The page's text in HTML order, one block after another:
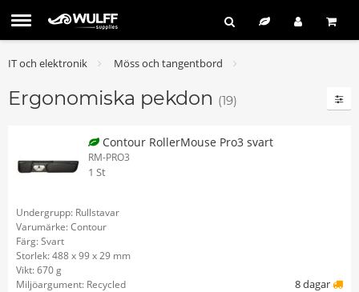
IT och elektronik Möss och tangentbord
Ergonomiska pekdon (19)
Contour RollerMouse Pro3 svart
RM-PRO3
1 St
Undergrupp: Rullstavar
Varumärke: Contour
Färg: Svart
Storlek: 488 x 99 x 29 mm
Vikt: 670 g
Miljöargument: Recycled
8 dagar